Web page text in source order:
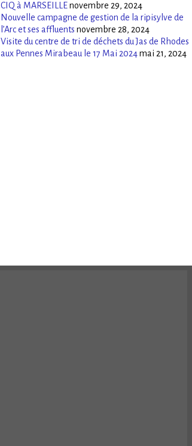
CIQ à MARSEILLEnovembre 29, 2024
Nouvelle campagne de gestion de la ripisylve de
l’Arc et ses affluents novembre 28, 2024
Visite du centre de tri de déchets du Jas de Rhodes
aux Pennes Mirabeau le 17 Mai 2024mai 21, 2024